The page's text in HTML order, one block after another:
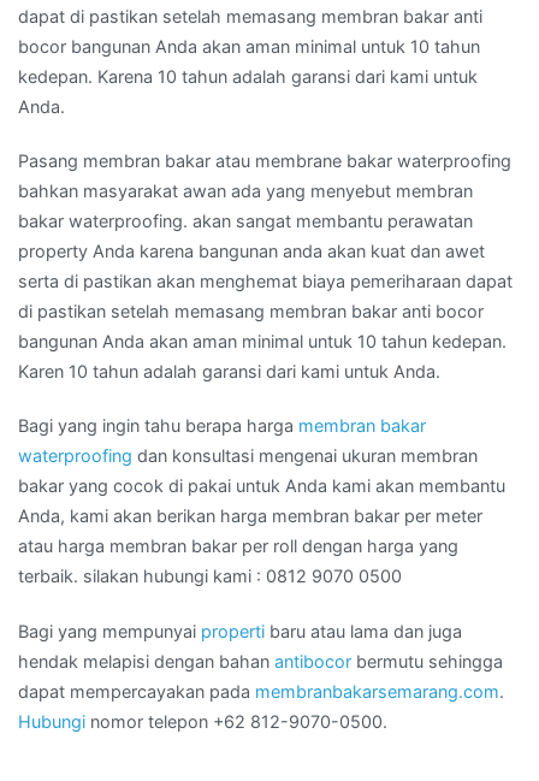
dapat di pastikan setelah memasang membran bakar anti
bocor bangunan Anda akan aman minimal untuk 10 tahun
kedepan. Karena 10 tahun adalah garansi dari kami untuk
Anda.
Pasang membran bakar atau membrane bakar waterproofing
bahkan masyarakat awan ada yang menyebut membran
bakar waterproofing. akan sangat membantu perawatan
property Anda karena bangunan anda akan kuat dan awet
serta di pastikan akan menghemat biaya pemeriharaan dapat
di pastikan setelah memasang membran bakar anti bocor
bangunan Anda akan aman minimal untuk 10 tahun kedepan.
Karen 10 tahun adalah garansi dari kami untuk Anda.
Bagi yang ingin tahu berapa harga membran bakar
waterproofing dan konsultasi mengenai ukuran membran
bakar yang cocok di pakai untuk Anda kami akan membantu
Anda, kami akan berikan harga membran bakar per meter
atau harga membran bakar per roll dengan harga yang
terbaik. silakan hubungi kami : 0812 9070 0500
Bagi yang mempunyai properti baru atau lama dan juga
hendak melapisi dengan bahan antibocor bermutu sehingga
dapat mempercayakan pada membranbakarsemarang.com.
Hubungi nomor telepon +62 812-9070-0500.